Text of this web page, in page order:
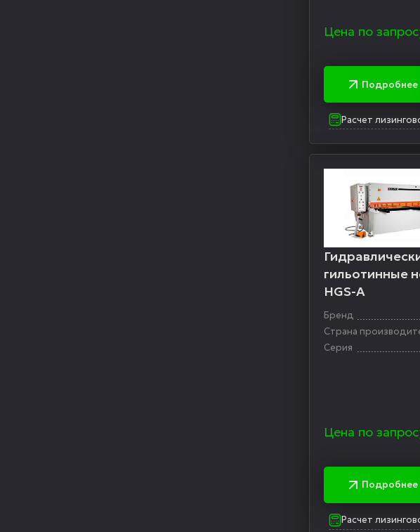
Цена по
Подробнее
Расчет
гильотинные
HGS-А
Бренд
Страна
Серия
Цена по
Подробнее
Расчет